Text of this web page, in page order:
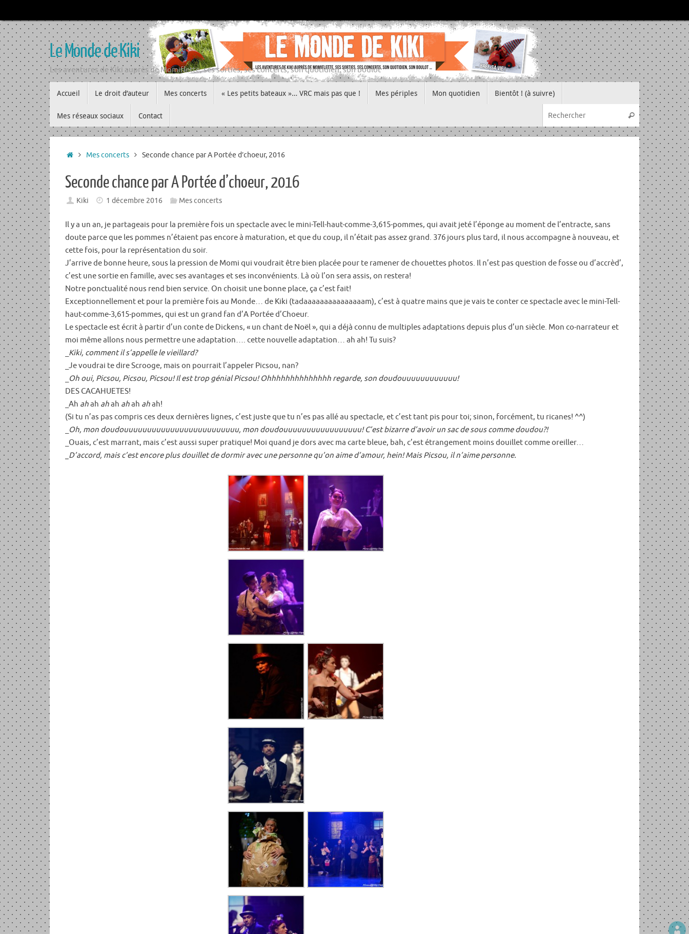
au
contenu
Le Monde de Kiki
Les aventures de Kiki auprès de Momiflette, ses sorties, ses concerts, son quotidien, son boulot
au
contenu
Accueil Le droit d’auteur Mes concerts « Les petits bateaux »… VRC mais pas que ! Mes périples Mon quotidien Bientôt ! (à suivre)
Mes réseaux sociaux Contact
Recherche
Rechercher
Accueil
Mes concerts Seconde chance par A Portée d’choeur, 2016
Seconde chance par A Portée d’choeur, 2016
Kiki 1 décembre 2016 Mes concerts
Il y a un an, je partageais pour la première fois un spectacle avec le mini-Tell-haut-comme-3,615-pommes, qui avait jeté l’éponge au moment de l’entracte, sans
doute parce que les pommes n’étaient pas encore à maturation, et que du coup, il n’était pas assez grand. 376 jours plus tard, il nous accompagne à nouveau, et
cette fois, pour la représentation du soir.
J’arrive de bonne heure, sous la pression de Momi qui voudrait être bien placée pour te ramener de chouettes photos. Il n’est pas question de fosse ou d’accrèd’,
c’est une sortie en famille, avec ses avantages et ses inconvénients. Là où l’on sera assis, on restera!
Notre ponctualité nous rend bien service. On choisit une bonne place, ça c’est fait!
Exceptionnellement et pour la première fois au Monde… de Kiki (tadaaaaaaaaaaaaaaam), c’est à quatre mains que je vais te conter ce spectacle avec le mini-Tell-
haut-comme-3,615-pommes, qui est un grand fan d’A Portée d’Choeur.
Le spectacle est écrit à partir d’un conte de Dickens, « un chant de Noël », qui a déjà connu de multiples adaptations depuis plus d’un siècle. Mon co-narrateur et
moi même allons nous permettre une adaptation…. cette nouvelle adaptation… ah ah! Tu suis?
Kiki, comment il s’appelle le vieillard?
_Je voudrai te dire Scrooge, mais on pourrait l’appeler Picsou, nan?
Oh oui, Picsou, Picsou, Picsou! Il est trop génial Picsou! Ohhhhhhhhhhhhhh regarde, son doudouuuuuuuuuuuu!
DES CACAHUETES!
_Ah ahah ahah ahah ahah!
(Si tu n’as pas compris ces deux dernières lignes, c’est juste que tu n’es pas allé au spectacle, et c’est tant pis pour toi; sinon, forcément, tu ricanes! ^^)
Oh, mon doudouuuuuuuuuuuuuuuuuuuuuuuuu, mon doudouuuuuuuuuuuuuuuuu! C’est bizarre d’avoir un sac de sous comme doudou?!
_Ouais, c’est marrant, mais c’est aussi super pratique! Moi quand je dors avec ma carte bleue, bah, c’est étrangement moins douillet comme oreiller…
_D’accord, mais c’est encore plus douillet de dormir avec une personne qu’on aime d’amour, hein! Mais Picsou, il n’aime personne.